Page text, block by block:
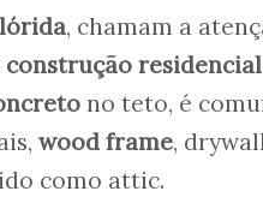
, chamam a
construção residencial
no teto, é
wood frame,
como attic.